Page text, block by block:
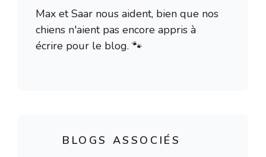
Max et Saar nous aident, bien que nos
chiens n'aient pas encore appris à
écrire pour le blog. 🐾
BLOGS ASSOCIÉS